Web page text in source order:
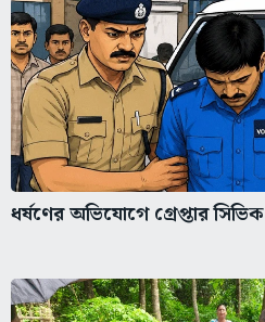
ধর্ষণের অভিযোগে গ্রেপ্তার সিভিক